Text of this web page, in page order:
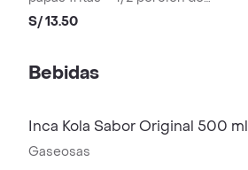
mollejitas + 1 huevo frito
S/ 13.50
Bebidas
Inca Kola Sabor Original 500 ml
Gaseosas